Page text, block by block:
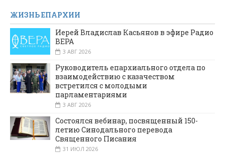
ЖИЗНЬ ЕПАРХИИ
Иерей Владислав Касьянов в эфире Радио
ВЕРА
3 АВГ 2026
Руководитель епархиального отдела по
взаимодействию с казачеством
встретился с молодыми
парламентариями
3 АВГ 2026
Состоялся вебинар, посвященный 150-
летию Синодального перевода
Священного Писания
31 ИЮЛ 2026